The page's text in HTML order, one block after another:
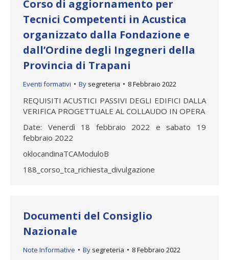
Corso di aggiornamento per
Tecnici Competenti in Acustica
organizzato dalla Fondazione e
dall’Ordine degli Ingegneri della
Provincia di Trapani
Eventi formativi By segreteria 8 Febbraio 2022
REQUISITI ACUSTICI PASSIVI DEGLI EDIFICI DALLA
VERIFICA PROGETTUALE AL COLLAUDO IN OPERA
Date: Venerdì 18 febbraio 2022 e sabato 19
febbraio 2022
oklocandinaTCAModuloB
188_corso_tca_richiesta_divulgazione
Documenti del Consiglio
Nazionale
Note Informative By segreteria 8 Febbraio 2022